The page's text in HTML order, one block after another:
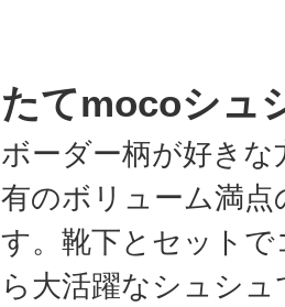
たてmocoシュ
ボーダー柄が好き
有のボリューム満
す。靴下とセット
ら大活躍なシュシュ